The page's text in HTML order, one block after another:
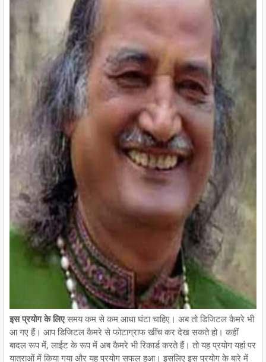
इस प्रयोग के लिएसमय कम से कम आधा घंटा चाहिए। अब तो डिजिटल कैमरे भी
आ गए हैं। आप डिजिटल कैमरे से फोटाग्राफ खींच कर देख सकते हो। कहीं
बादल रूप में, लाईट के रूप में अब कैमरे भी रिकार्ड करते हैं। तो यह प्रयोग यहां पर
यात्राओं में किया गया और यह प्रयोग सफल हुआ। इसलिए इस प्रयोग के बारे में